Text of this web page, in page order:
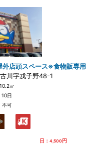
店頭スペース※食物販専用
川字戎子野48-1
10.2㎡
10日
不可
日： 4,500円